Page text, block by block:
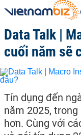
Data Talk |
cuối năm sẽ
Tín dụng đến
năm 2025,
hơn. Cùng với